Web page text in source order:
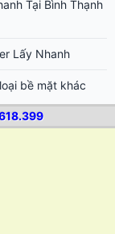
Tại Bình Thạnh
Lấy Nhanh
bề mặt khác